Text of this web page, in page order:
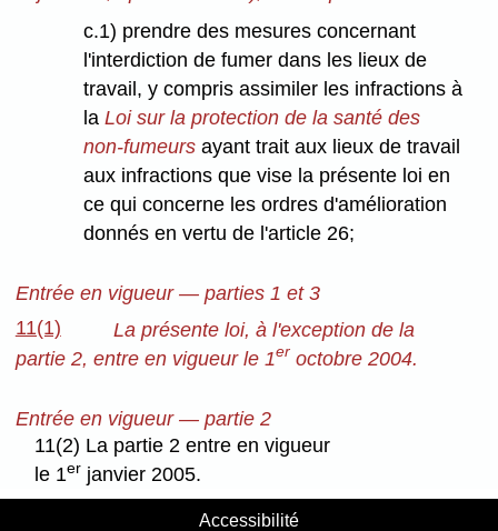
c.1) prendre des mesures concernant
l'interdiction de fumer dans les lieux de
travail, y compris assimiler les infractions à
laLoi sur la protection de la santé des
non-fumeurs ayant trait aux lieux de travail
aux infractions que vise la présente loi en
ce qui concerne les ordres d'amélioration
donnés en vertu de l'article 26;
Entrée en vigueur — parties 1 et 3
11(1)
La présente loi, à l'exception de la
partie 2, entre en vigueur le 1er octobre 2004.
Entrée en vigueur — partie 2
11(2) La partie 2 entre en vigueur
le 1er janvier 2005.
Accessibilité